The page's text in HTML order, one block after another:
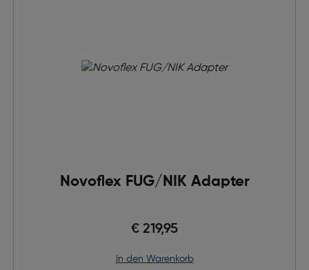
Novoflex FUG/NIK Adapter
€ 219,95
in den Warenkorb